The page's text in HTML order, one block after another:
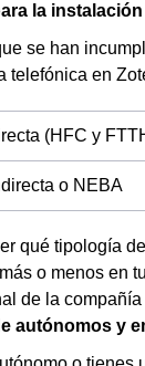
la
se han
telefónica en
(HFC y
o NEBA
qué tipología
o menos en
de la
autónomos y